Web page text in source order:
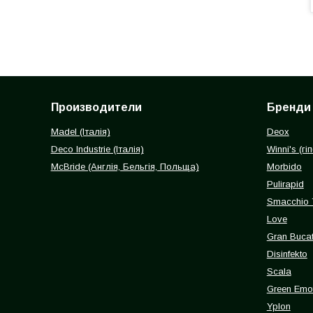
Производители
Madel (Італія)
Deco Industrie (Італія)
McBride (Англія, Бельгія, Польща)
Бренди
Deox
Winni's
Morbido
Pulirapid
Smacchio
Love
Gran
Disinfekto
Scala
Green
Yplon